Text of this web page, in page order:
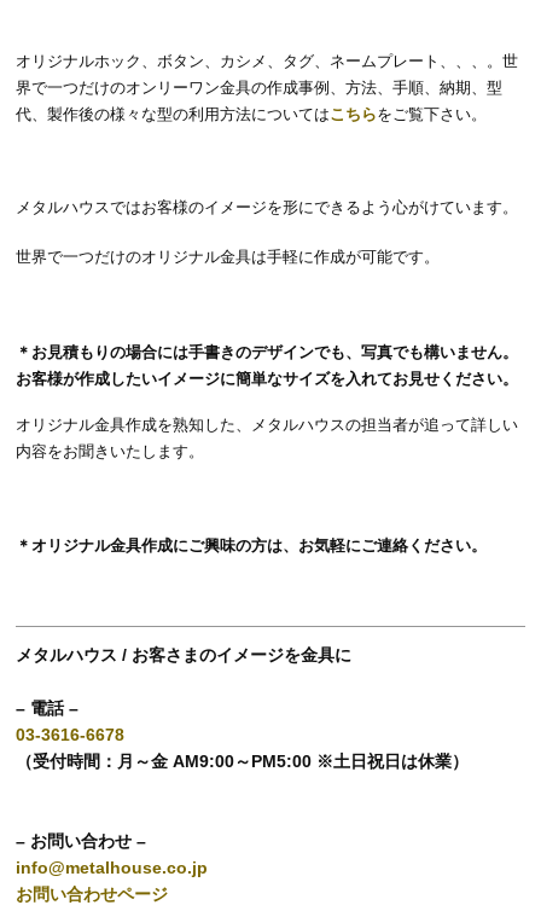
オリジナルホック、ボタン、カシメ、タグ、ネームプレート、、、。世
界で一つだけのオンリーワン金具の作成事例、方法、手順、納期、型
代、製作後の様々な型の利用方法についてはこちらをご覧下さい。
メタルハウスではお客様のイメージを形にできるよう心がけています。
世界で一つだけのオリジナル金具は手軽に作成が可能です。
＊お見積もりの場合には手書きのデザインでも、写真でも構いません。
お客様が作成したいイメージに簡単なサイズを入れてお見せください。
オリジナル金具作成を熟知した、メタルハウスの担当者が追って詳しい
内容をお聞きいたします。
＊オリジナル金具作成にご興味の方は、 お気軽にご連絡ください。
メタルハウス / お客さまのイメージを金具に
– 電話 –
03-3616-6678
（受付時間：月～金 AM9:00～PM5:00 ※土日祝日は休業）
– お問い合わせ –
info@metalhouse.co.jp
お問い合わせページ